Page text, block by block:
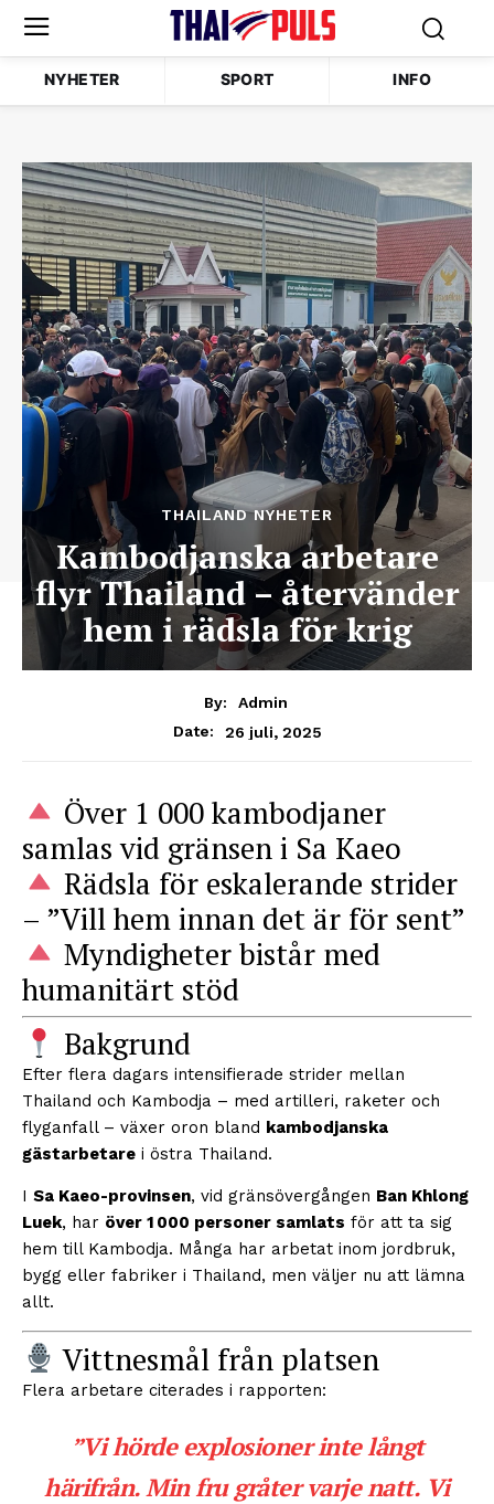
NYHETER SPORT INFO
THAILAND NYHETER
Kambodjanska arbetare
flyr Thailand – återvänder
hem i rädsla för krig
By:
Admin
Date:
26 juli, 2025
Över 1 000 kambodjaner
samlas vid gränsen i Sa Kaeo
Rädsla för eskalerande strider
– ”Vill hem innan det är för sent”
Myndigheter bistår med
humanitärt stöd
Bakgrund
Efter flera dagars intensifierade strider mellan
Thailand och Kambodja – med artilleri, raketer och
flyganfall – växer oron bland kambodjanska
gästarbetare i östra Thailand.
I Sa Kaeo-provinsen, vid gränsövergången Ban Khlong
Luek, har över 1 000 personer samlats för att ta sig
hem till Kambodja. Många har arbetat inom jordbruk,
bygg eller fabriker i Thailand, men väljer nu att lämna
allt.
Vittnesmål från platsen
Flera arbetare citerades i rapporten:
”Vi hörde explosioner inte långt
härifrån. Min fru gråter varje natt. Vi